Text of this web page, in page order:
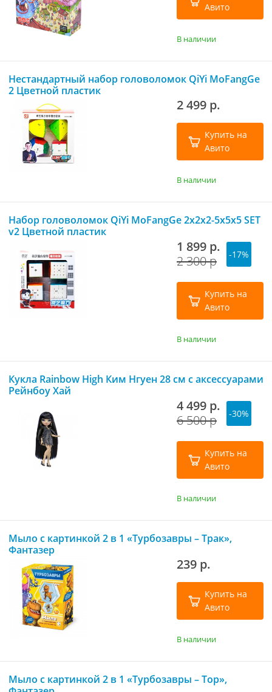
Авито
В наличии
Нестандартный набор головоломок QiYi MoFangGe
2 Цветной пластик
2 499 р.
Купить на
Авито
В наличии
Набор головоломок QiYi MoFangGe 2x2x2-5x5x5 SET
v2 Цветной пластик
1 899 р.
2 300 р
-17%
Купить на
Авито
В наличии
Кукла Rainbow High Ким Нгуен 28 см с аксессуарами
Рейнбоу Хай
4 499 р.
6 500 р
-30%
Купить на
Авито
В наличии
Мыло с картинкой 2 в 1 «Турбозавры – Трак»,
Фантазер
239 р.
Купить на
Авито
В наличии
Мыло с картинкой 2 в 1 «Турбозавры – Тор»,